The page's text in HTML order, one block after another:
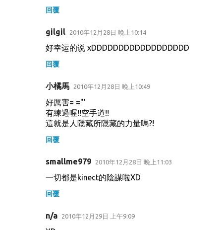
回覆
gilgil 2010年12月28日 晚上10:14
好幸运的说 xDDDDDDDDDDDDDDDDDD
回覆
小橘馬 2010年12月28日 晚上10:49
好厲害= ="'
有練過喔!!空手道!!
這就是人隱藏所隱藏的力量嗎?!
回覆
smallme979 2010年12月28日 晚上11:03
一切都是kinect的陰謀啦XD
回覆
n/a 2010年12月29日 上午9:09